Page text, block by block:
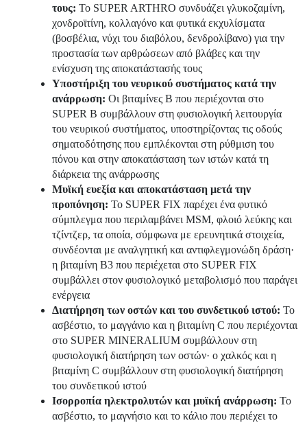
τους: Το SUPER ARTHRO συνδυάζει γλυκοζαμίνη,
χονδροϊτίνη, κολλαγόνο και φυτικά εκχυλίσματα
(βοσβέλια, νύχι του διαβόλου, δενδρολίβανο) για την
προστασία των αρθρώσεων από βλάβες και την
ενίσχυση της αποκατάστασής τους
Υποστήριξη του νευρικού συστήματος κατά την
ανάρρωση: Οι βιταμίνες Β που περιέχονται στο
SUPER B συμβάλλουν στη φυσιολογική λειτουργία
του νευρικού συστήματος, υποστηρίζοντας τις οδούς
σηματοδότησης που εμπλέκονται στη ρύθμιση του
πόνου και στην αποκατάσταση των ιστών κατά τη
διάρκεια της ανάρρωσης
Μυϊκή ευεξία και αποκατάσταση μετά την
προπόνηση: Το SUPER FIX παρέχει ένα φυτικό
σύμπλεγμα που περιλαμβάνει MSM, φλοιό λεύκης και
τζίντζερ, τα οποία, σύμφωνα με ερευνητικά στοιχεία,
συνδέονται με αναλγητική και αντιφλεγμονώδη δράση·
η βιταμίνη Β3 που περιέχεται στο SUPER FIX
συμβάλλει στον φυσιολογικό μεταβολισμό που παράγει
ενέργεια
Διατήρηση των οστών και του συνδετικού ιστού: Το
ασβέστιο, το μαγγάνιο και η βιταμίνη C που περιέχονται
στο SUPER MINERALIUM συμβάλλουν στη
φυσιολογική διατήρηση των οστών· ο χαλκός και η
βιταμίνη C συμβάλλουν στη φυσιολογική διατήρηση
του συνδετικού ιστού
Ισορροπία ηλεκτρολυτών και μυϊκή ανάρρωση: Το
ασβέστιο, το μαγνήσιο και το κάλιο που περιέχει το